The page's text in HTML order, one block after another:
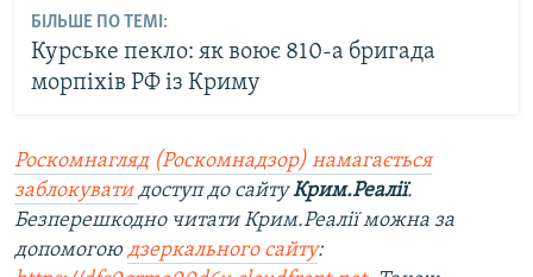
БІЛЬШЕ ПО ТЕМІ:
Курське пекло: як воює 810-а бригада
морпіхів РФ із Криму
Роскомнагляд (Роскомнадзор) намагається
заблокувати доступ до сайтуКрим.Реалії.
Безперешкодно читати Крим.Реалії можна за
допомогою дзеркального сайту: